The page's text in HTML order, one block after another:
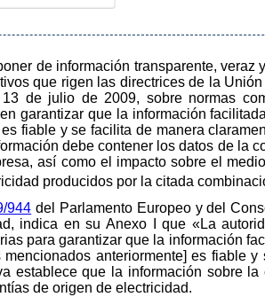
de información transparente,
que rigen las directrices de la
de julio de 2009, sobre normas
garantizar que la información
fiable y se facilita de manera
debe contener los datos de la
así como el impacto sobre el
producidos por la citada
944 del Parlamento Europeo y del
indica en su Anexo I que «La
para garantizar que la información
anteriormente] es fiable
establece que la información sobre
de origen de electricidad.